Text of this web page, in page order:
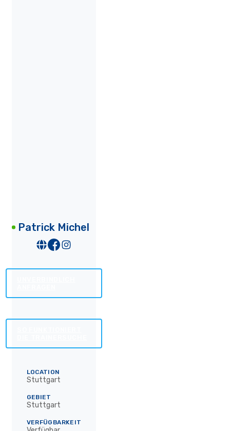
Patrick Michel
LOCATION
Stuttgart
GEBIET
Stuttgart
VERFÜGBARKEIT